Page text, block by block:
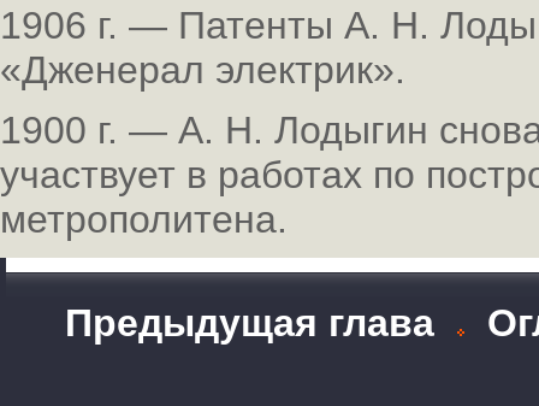
1906 г. — Патенты А. Н.
«Дженерал электрик».
1900 г. — А. Н. Лодыгин
участвует в работах по
метрополитена.
Предыдущая глава